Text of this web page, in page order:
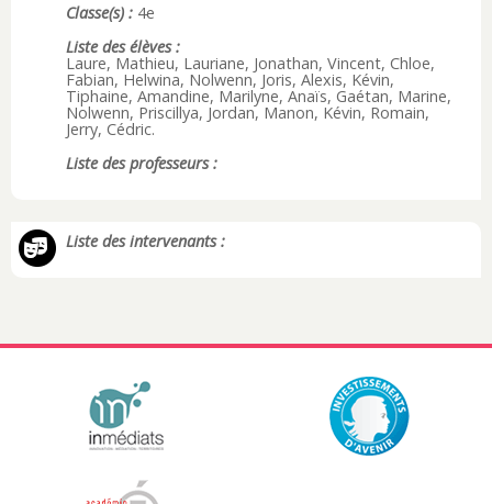
Classe(s) : 4e
Liste des élèves :
Laure, Mathieu, Lauriane, Jonathan, Vincent, Chloe,
Fabian, Helwina, Nolwenn, Joris, Alexis, Kévin,
Tiphaine, Amandine, Marilyne, Anaïs, Gaétan, Marine,
Nolwenn, Priscillya, Jordan, Manon, Kévin, Romain,
Jerry, Cédric.
Liste des professeurs :
Liste des intervenants :